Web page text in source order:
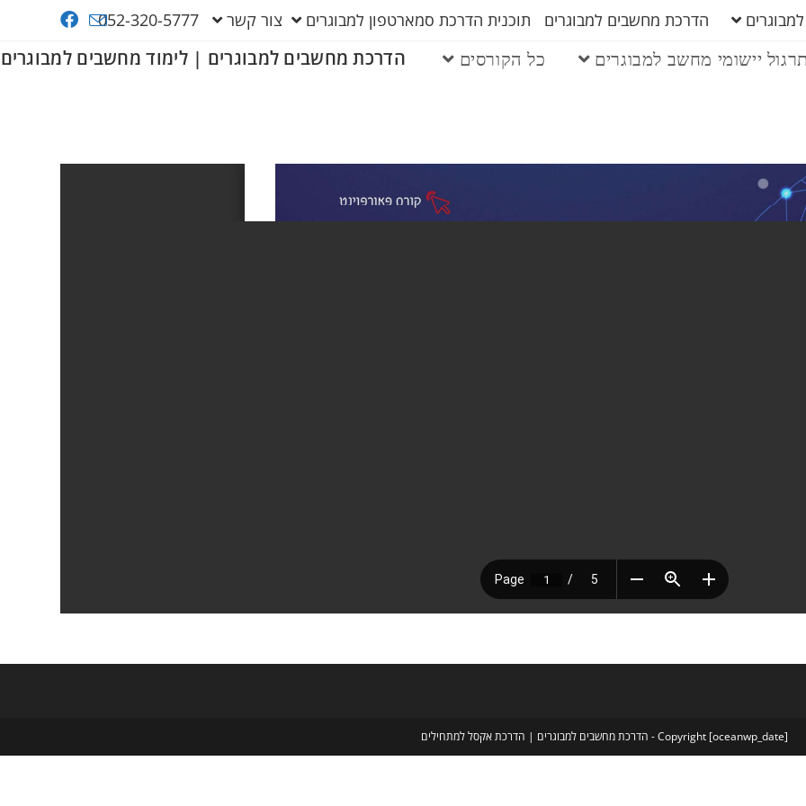
הדרכת מחשבים למבוגרים תוכנית הדרכת סמארטפון למבוגרים צור קשר 052-320-5777
הדרכת מחשבים למבוגרים | לימוד מחשבים למבוגרים כל הקורסים תרגול יישומי מחשב למבוגרים
Copyright [oceanwp_date] - הדרכת מחשבים למבוגרים | הדרכת אקסל למתחילים